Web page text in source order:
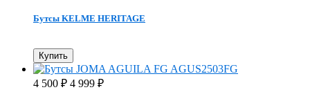
Бутсы KELME HERITAGE
Купить
4 500 ₽ 4 999 ₽